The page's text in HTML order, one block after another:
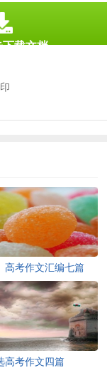
下载文档
高考作文汇编七篇
高考作文四篇